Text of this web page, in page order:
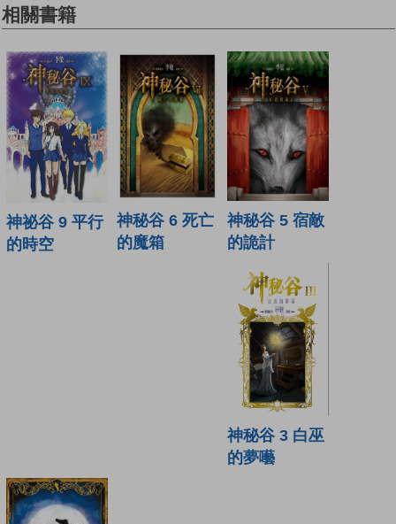
相關書籍
神祕谷 9 平行
的時空
神秘谷 6 死亡
的魔箱
神秘谷 5 宿敵
的詭計
神秘谷 3 白巫
的夢囈